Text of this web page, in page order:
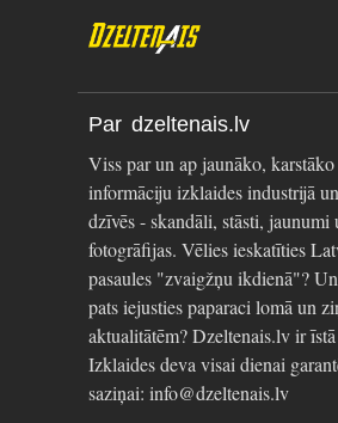
Par dzeltenais.lv
Viss par un ap jaunāko,
informāciju izklaides industrijā
dzīvēs - skandāli, stāsti, jaunumi
fotogrāfijas. Vēlies ieskatīties
pasaules "zvaigžņu ikdienā"?
pats iejusties paparaci lomā un
aktualitātēm? Dzeltenais.lv ir
Izklaides deva visai dienai
saziņai: info@dzeltenais.lv